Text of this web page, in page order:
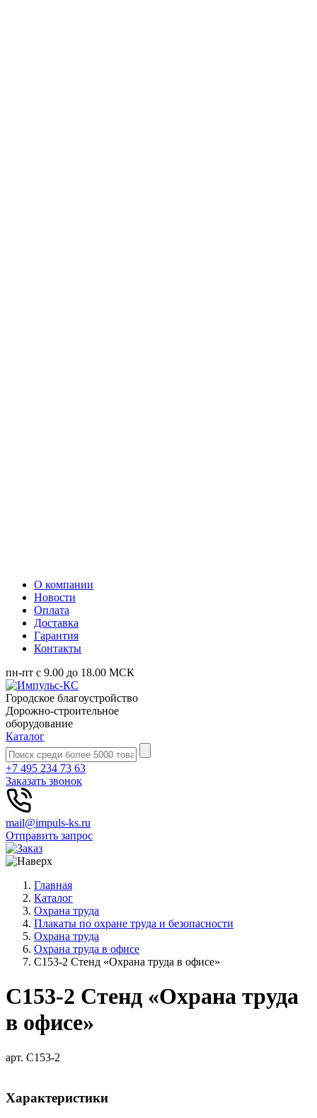
О компании
Новости
Оплата
Доставка
Гарантия
Контакты
пн-пт с 9.00 до 18.00 МСК
Городское благоустройство
Дорожно-строительное
оборудование
Каталог
+7 495 234 73 63
Заказать звонок
mail@impuls-ks.ru
Отправить запрос
Главная
Каталог
Охрана труда
Плакаты по охране труда и безопасности
Охрана труда
Охрана труда в офисе
С153-2 Стенд «Охрана труда в офисе»
С153-2 Стенд «Охрана труда
в офисе»
арт. С153-2
Характеристики